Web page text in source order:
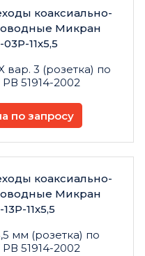
коаксиально-
Микран
11х5,5
вар. 3 (розетка) по
51914-2002
по запросу
коаксиально-
Микран
11х5,5
мм (розетка) по
51914-2002